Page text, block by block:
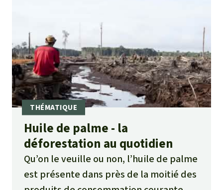
Huile de palme - la
déforestation au quotidien
Qu’on le veuille ou non, l’huile de palme
est présente dans près de la moitié des